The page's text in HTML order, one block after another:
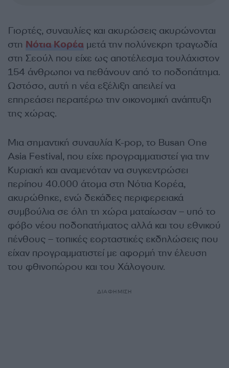
Γιορτές, συναυλίες και ακυρώσεις ακυρώνονται
στη Νότια Κορέα μετά την πολύνεκρη τραγωδία
στη Σεούλ που είχε ως αποτέλεσμα τουλάχιστον
154 άνθρωποι να πεθάνουν από το ποδοπάτημα.
Ωστόσο, αυτή η νέα εξέλιξη απειλεί να
επηρεάσει περαιτέρω την οικονομική ανάπτυξη
της χώρας.
Μια σημαντική συναυλία K-pop, το Busan One
Asia Festival, που είχε προγραμματιστεί για την
Κυριακή και αναμενόταν να συγκεντρώσει
περίπου 40.000 άτομα στη Νότια Κορέα,
ακυρώθηκε, ενώ δεκάδες περιφερειακά
συμβούλια σε όλη τη χώρα ματαίωσαν – υπό το
φόβο νέου ποδοπατήματος αλλά και του εθνικού
πένθους – τοπικές εορταστικές εκδηλώσεις που
είχαν προγραμματιστεί με αφορμή την έλευση
του φθινοπώρου και του Χάλογουιν.
ΔΙΑΦΗΜΙΣΗ